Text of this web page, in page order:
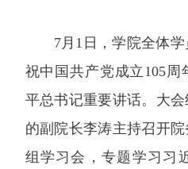
7月1日，学院全体
祝中国共产党成立105
平总书记重要讲话。大
的副院长李涛主持召开
组学习会，专题学习习